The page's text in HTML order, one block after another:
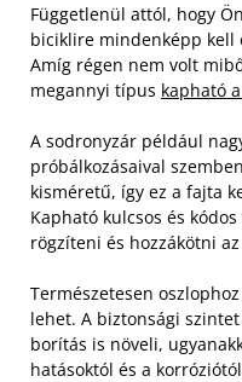
Függetlenül attól, hogy
biciklire mindenképp kell
Amíg régen nem volt
megannyi típus kapható
A sodronyzár például
próbálkozásaival
kisméretű, így ez a fajta
Kapható kulcsos és
rögzíteni és hozzákötni
Természetesen
lehet. A biztonsági
borítás is növeli,
hatásoktól és a